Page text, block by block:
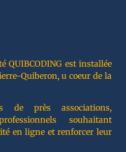
QUIBCODING est installée
Quiberon, u coeur de la
de près associations,
souhaitant
en ligne et renforcer leur